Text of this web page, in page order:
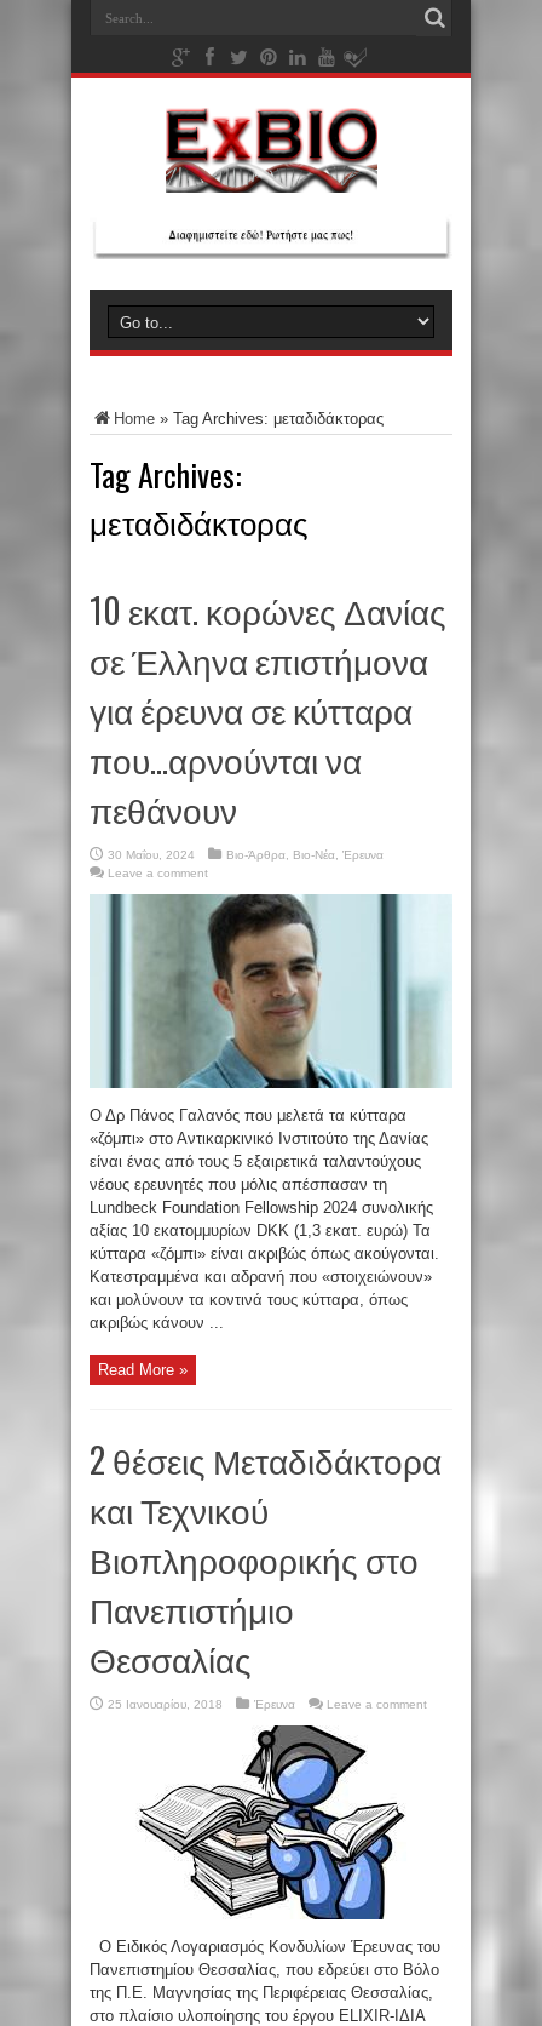
Home » Tag Archives: μεταδιδάκτορας
Tag Archives:
μεταδιδάκτορας
10 εκατ. κορώνες Δανίας
σε Έλληνα επιστήμονα
για έρευνα σε κύτταρα
που…αρνούνται να
πεθάνουν
30 Μαΐου, 2024 Βιο-Άρθρα Βιο-Νέα Έρευνα
Leave a comment
Ο Δρ Πάνος Γαλανός που μελετά τα κύτταρα
«ζόμπι» στο Αντικαρκινικό Ινστιτούτο της Δανίας
είναι ένας από τους 5 εξαιρετικά ταλαντούχους
νέους ερευνητές που μόλις απέσπασαν τη
Lundbeck Foundation Fellowship 2024 συνολικής
αξίας 10 εκατομμυρίων DKK (1,3 εκατ. ευρώ) Τα
κύτταρα «ζόμπι» είναι ακριβώς όπως ακούγονται.
Κατεστραμμένα και αδρανή που «στοιχειώνουν»
και μολύνουν τα κοντινά τους κύτταρα, όπως
ακριβώς κάνουν ...
Read More »
2 θέσεις Μεταδιδάκτορα
και Τεχνικού
Βιοπληροφορικής στο
Πανεπιστήμιο
Θεσσαλίας
25 Ιανουαρίου, 2018 Έρευνα Leave a comment
Ο Ειδικός Λογαριασμός Κονδυλίων Έρευνας του
Πανεπιστημίου Θεσσαλίας, που εδρεύει στο Βόλο
της Π.Ε. Μαγνησίας της Περιφέρειας Θεσσαλίας,
στο πλαίσιο υλοποίησης του έργου ELIXIR-ΙΔΙΑ